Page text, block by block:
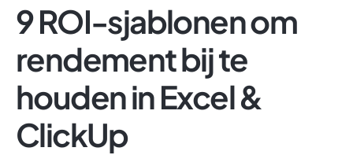
9 ROI-sjablonen om
rendement bij te
houden in Excel &
ClickUp